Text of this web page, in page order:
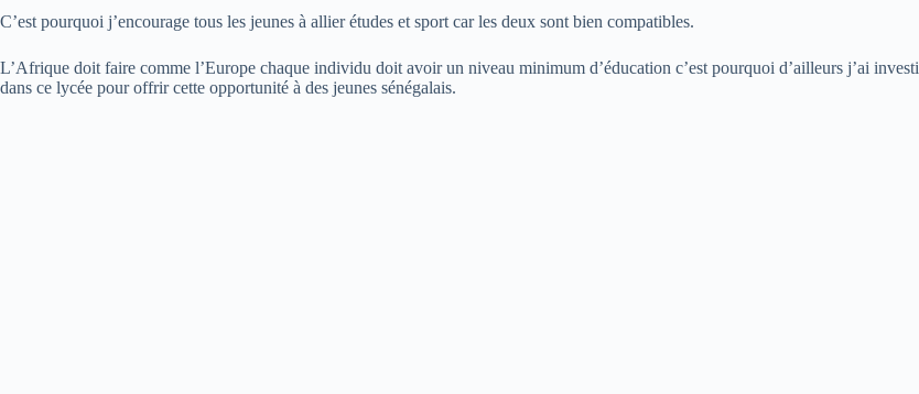
C’est pourquoi j’encourage tous les jeunes à allier études et sport car les deux sont bien compatibles.
L’Afrique doit faire comme l’Europe chaque individu doit avoir un niveau minimum d’éducation c’est pourquoi d’ailleurs j’ai investi
dans ce lycée pour offrir cette opportunité à des jeunes sénégalais.